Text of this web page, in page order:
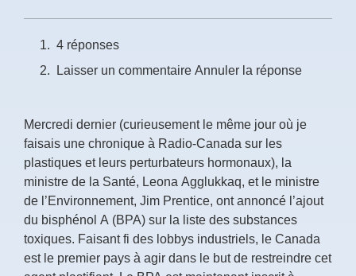
4 réponses
Laisser un commentaire Annuler la réponse
Mercredi dernier (curieusement le même jour où je
faisais une chronique à Radio-Canada sur les
plastiques et leurs perturbateurs hormonaux), la
ministre de la Santé, Leona Agglukkaq, et le ministre
de l’Environnement, Jim Prentice, ont annoncé l’ajout
du bisphénol A (BPA) sur la liste des substances
toxiques. Faisant fi des lobbys industriels, le Canada
est le premier pays à agir dans le but de restreindre cet
*
désabonner
en
tout
temps
Je
m'abonne